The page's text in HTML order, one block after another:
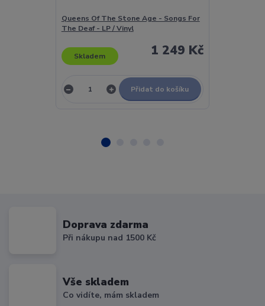
Queens Of The Stone Age - Songs For
The Deaf - LP / Vinyl
1 249 Kč
Skladem
Přidat do košíku
Doprava zdarma
Při nákupu nad 1500 Kč
Vše skladem
Co vidíte, mám skladem